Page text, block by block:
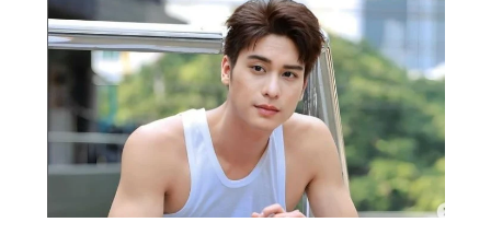
ดา และ น้ำฟ้า ธัญญภัสร์